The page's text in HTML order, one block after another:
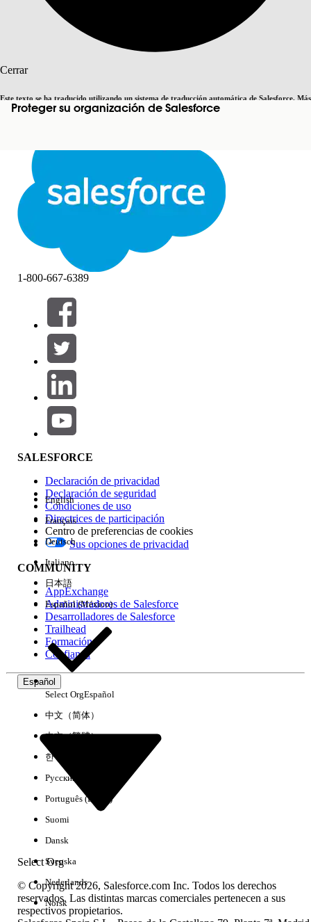
Cerrar
Este texto se ha traducido utilizando un sistema de traducción automática de Salesforce. Más
informaciónaquí . Cambiar a inglés Ahora no
Cerrar Cerrar
Proteger su organización de Salesforce
Buscar
Filtrar por (0)
SELECCIONAR FILTROS
Área de productos
Repercusión de función
Edición
Experiencia
No hay resultados
1-800-667-6389
SALESFORCE
Declaración de privacidad
Declaración de seguridad
Condiciones de uso
Directrices de participación
Centro de preferencias de cookies
Sus opciones de privacidad
COMMUNITY
AppExchange
Administradores de Salesforce
Desarrolladores de Salesforce
Trailhead
Formación
Confianza
Español
Select Org
English
Français
Deutsch
Italiano
日本語
Español (México)
Select OrgEspañol
中文（简体）
中文（繁體）
한국어
Русский
Português (Brasil)
Suomi
Dansk
Svenska
Nederlands
Norsk
© Copyright 2026, Salesforce.com Inc. Todos los derechos
reservados. Las distintas marcas comerciales pertenecen a sus
respectivos propietarios.